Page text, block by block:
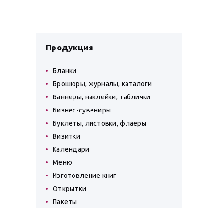
Продукция
Бланки
Брошюры, журналы, каталоги
Баннеры, наклейки, таблички
Бизнес-сувениры
Буклеты, листовки, флаеры
Визитки
Календари
Меню
Изготовление книг
Открытки
Пакеты